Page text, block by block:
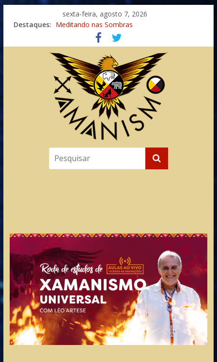
sexta-feira, agosto 7, 2026
Destaques: Meditando nas Sombras
Autosuficiência: A Jornada do Espírito Ancestral
Xamanismo Universal
Totens – Caminho Espiritual – Crescimento
Imaginação na Cura